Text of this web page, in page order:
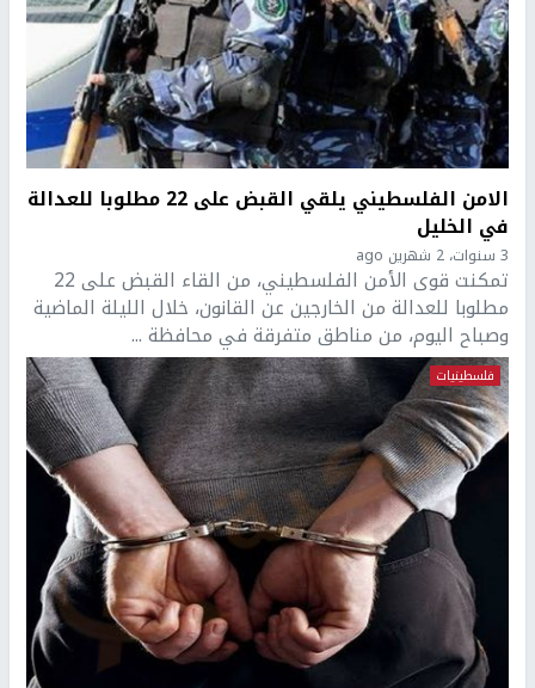
الامن الفلسطيني يلقي القبض على 22 مطلوبا للعدالة
في الخليل
3 سنوات، 2 شهرين ago
تمكنت قوى الأمن الفلسطيني، من القاء القبض على 22
مطلوبا للعدالة من الخارجين عن القانون، خلال الليلة الماضية
وصباح اليوم، من مناطق متفرقة في محافظة ...
فلسطينيات